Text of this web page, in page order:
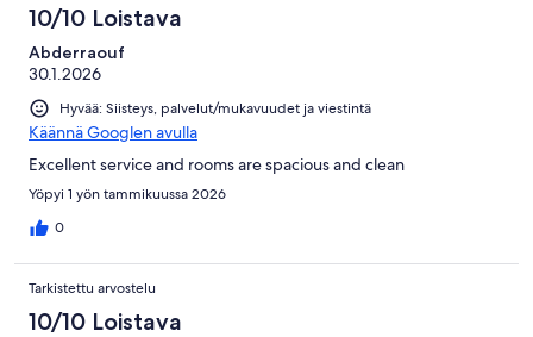
10/10 Loistava
Abderraouf
30.1.2026
Hyvää: Siisteys, palvelut/mukavuudet ja viestintä
Käännä Googlen avulla
Excellent service and rooms are spacious and clean
Yöpyi 1 yön tammikuussa 2026
0
Tarkistettu arvostelu
10/10 Loistava